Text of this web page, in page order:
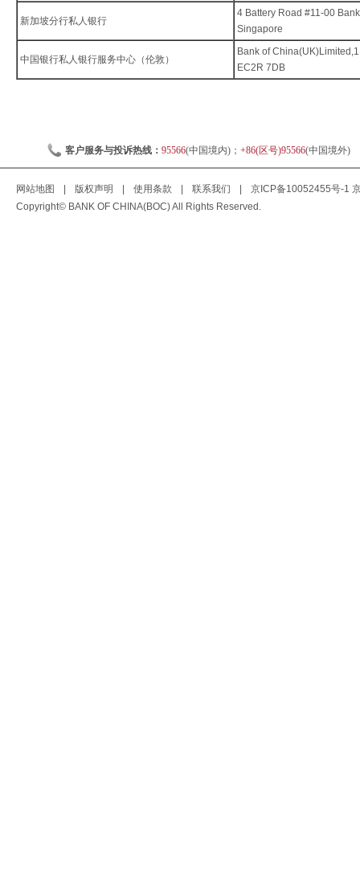
新加坡分行私人银行
4 Battery Road #11-00
Singapore
中国银行私人银行服务中心（伦敦）
Bank of
EC2R 7DB
客户服务与投诉热线： 95566(中国境内)； +86(区号)95566(中国境外)
网站地图 版权声明 使用条款 联系我们 京ICP备10052455号-1
Copyright© BANK OF CHINA(BOC) All Rights Reserved.